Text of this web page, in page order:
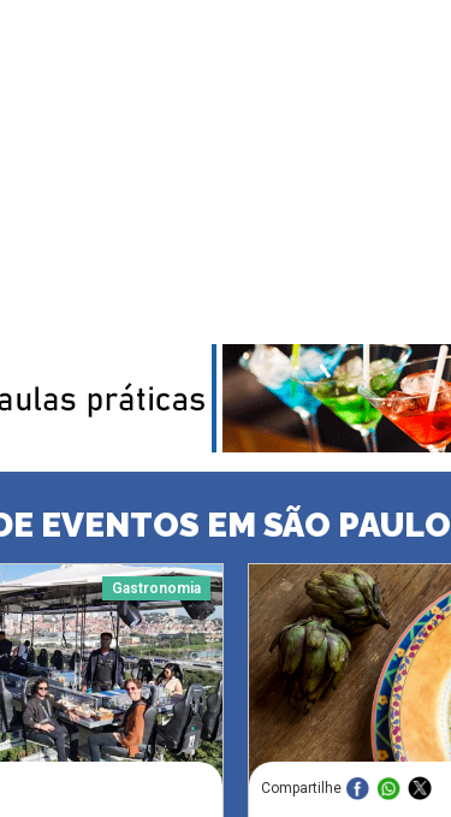
EVENTOS EM SÃO PAULO
Gastronomia
Compartilhe